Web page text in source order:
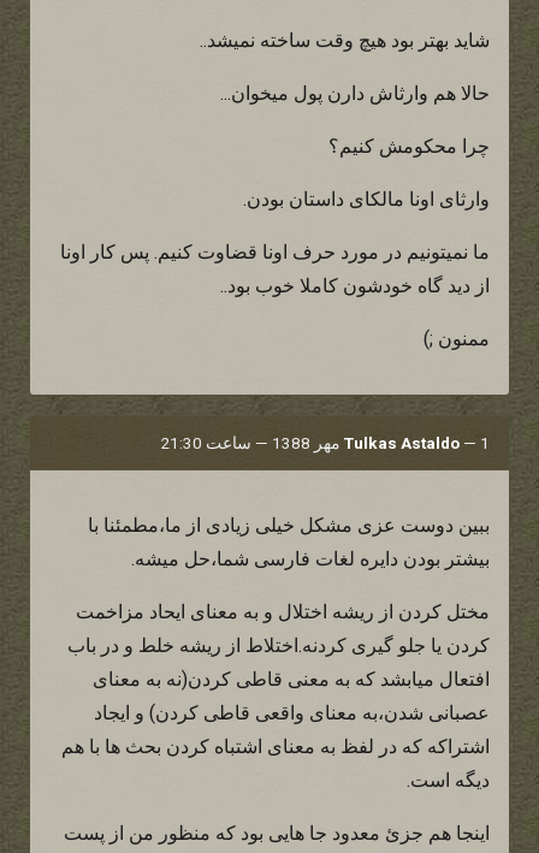
شاید بهتر بود هیچ وقت ساخته نمیشد..
حالا هم وارثاش دارن پول میخوان...
چرا محکومش کنیم؟
وارثای اونا مالکای داستان بودن.
ما نمیتونیم در مورد حرف اونا قضاوت کنیم. پس کار اونا
از دید گاه خودشون کاملا خوب بود..
ممنون ;)
Tulkas Astaldo — 1 مهر 1388 — ساعت 21:30
ببین دوست عزی مشکل خیلی زیادی از ما،مطمئنا با
بیشتر بودن دایره لغات فارسی شما،حل میشه.
مختل کردن از ریشه اختلال و به معنای ایحاد مزاخمت
کردن یا جلو گیری کردنه.اختلاط از ریشه خلط و در باب
افتعال میابشد که به معنی قاطی کردن(نه به معنای
عصبانی شدن،به معنای واقعی قاطی کردن) و ایجاد
اشتراکه که در لفظ به معنای اشتباه کردن بحث ها با هم
دیگه است.
اینجا هم جزئ معدود جا هایی بود که منظور من از پست